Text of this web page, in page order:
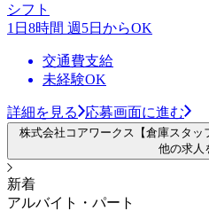
シフト
1日8時間 週5日からOK
交通費支給
未経験OK
詳細を見る 応募画面に進む
株式会社コアワークス【倉庫スタ
他の求人
新着
アルバイト・パート